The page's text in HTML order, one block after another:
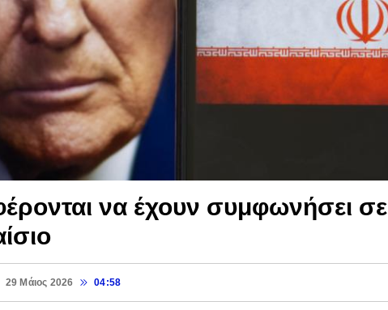
να έχουν συμφωνήσει σε
29 Μάιος 2026 04:58